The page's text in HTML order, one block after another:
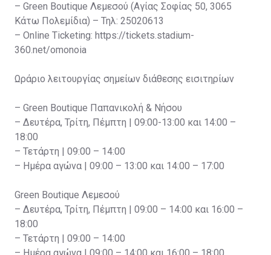
– Green Boutique Λεμεσού (Αγίας Σοφίας 50, 3065
Κάτω Πολεμίδια) – Τηλ: 25020613
– Online Ticketing: https://tickets.stadium-
360.net/omonoia
Ωράριο λειτουργίας σημείων διάθεσης εισιτηρίων
– Green Boutique Παπανικολή & Νήσου
– Δευτέρα, Τρίτη, Πέμπτη | 09:00-13:00 και 14:00 –
18:00
– Τετάρτη | 09:00 – 14:00
– Ημέρα αγώνα | 09:00 – 13:00 και 14:00 – 17:00
Green Boutique Λεμεσού
– Δευτέρα, Τρίτη, Πέμπτη | 09:00 – 14:00 και 16:00 –
18:00
– Τετάρτη | 09:00 – 14:00